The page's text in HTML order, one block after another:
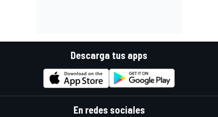
Descarga tus apps
En redes sociales